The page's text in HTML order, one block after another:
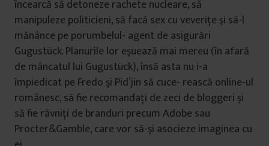
încearcă să detoneze rachete nucleare, să
manipuleze politicieni, să facă sex cu veveriţe şi să-l
mănânce pe porumbelul- agent de asigurări
Gugustück. Planurile lor eşuează mai mereu (în afară
de mâncatul lui Gugustück), însă asta nu i-a
împiedicat pe Fredo şi Pid’jin să cuce- rească online-ul
românesc, să fie recomandaţi de zeci de bloggeri şi
să fie râvniţi de branduri precum Adobe sau
Procter&Gamble, care vor să-şi asocieze imaginea cu